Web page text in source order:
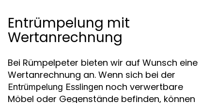
Entrümpelung mit
Wertanrechnung
Bei Rümpelpeter bieten wir auf Wunsch eine
Wertanrechnung an. Wenn sich bei der
Entrümpelung Esslingen noch verwertbare
Möbel oder Gegenstände befinden, können